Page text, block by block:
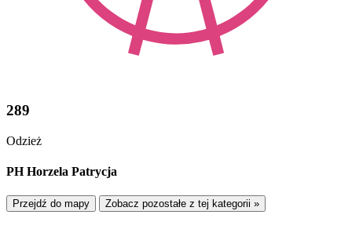
289
Odzież
PH Horzela Patrycja
Przejdź do mapy Zobacz pozostałe z tej kategorii »